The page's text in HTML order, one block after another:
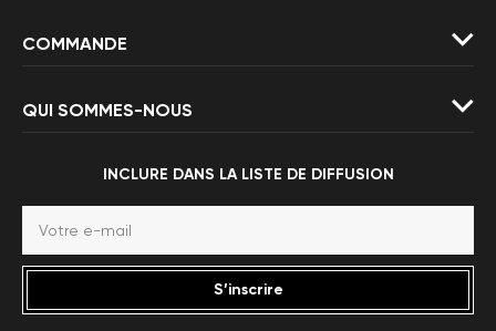
COMMANDE
QUI SOMMES-NOUS
INCLURE DANS LA LISTE DE DIFFUSION
S’inscrire